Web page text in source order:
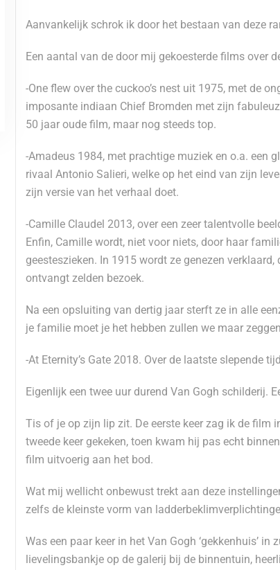
Aanvankelijk schrok ik door het bestaan van deze
Een aantal van de door mij gekoesterde films over
-One flew over the cuckoo’s nest uit 1975, met de
imposante indiaan Chief Bromden met zijn
50 jaar oude film, maar nog steeds top.
-Amadeus 1984, met prachtige muziek en o.a. een
rivaal Antonio Salieri, welke op het eind van zijn
zijn versie van het verhaal doet.
-Camille Claudel 2013, over een zeer talentvolle
Enfin, Camille wordt, niet voor niets, door haar
geesteszieken. In 1915 wordt ze genezen
ontvangt zelden bezoek.
Na een opsluiting van dertig jaar sterft ze in alle
je familie moet je het hebben zullen we maar
-At Eternity’s Gate 2018. Over de laatste slepende
Eigenlijk een twee uur durend Van Gogh schilderij.
Tis of je op zijn lip zit. De eerste keer zag ik de film
tweede keer gekeken, toen kwam hij pas echt
film uitvoerig aan het bod.
Wat mij wellicht onbewust trekt aan deze
zelfs de kleinste vorm van
Was een paar keer in het Van Gogh ‘gekkenhuis’
lievelingsbankje op de galerij bij de binnentuin,